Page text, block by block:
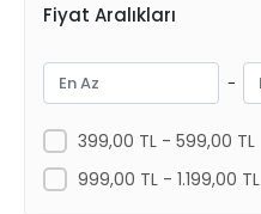
Fiyat Aralıkları
-
399,00 TL - 599,00 TL
999,00 TL - 1.199,00 TL